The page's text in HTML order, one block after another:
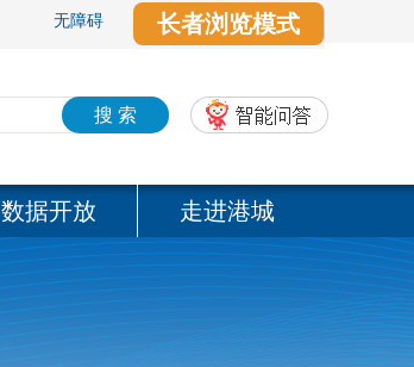
无障碍 长者浏览模式
搜 索
数据开放 走进港城